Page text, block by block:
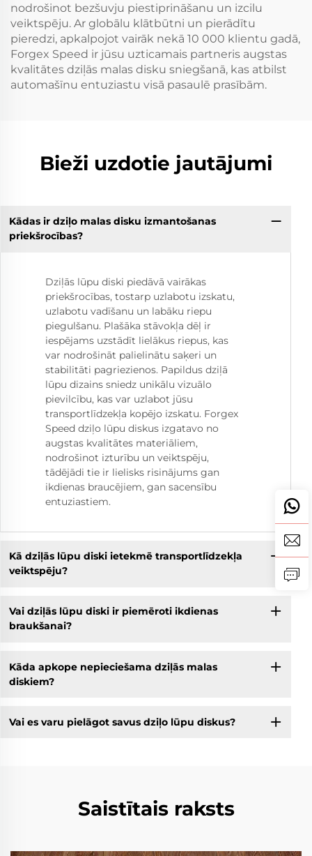
nodrošinot bezšuvju piestiprināšanu un izcilu
veiktspēju. Ar globālu klātbūtni un pierādītu
pieredzi, apkalpojot vairāk nekā 10 000 klientu gadā,
Forgex Speed ir jūsu uzticamais partneris augstas
kvalitātes dziļās malas disku sniegšanā, kas atbilst
automašīnu entuziastu visā pasaulē prasībām.
Bieži uzdotie jautājumi
Kādas ir dziļo malas disku izmantošanas
priekšrocības?
Dziļās lūpu diski piedāvā vairākas
priekšrocības, tostarp uzlabotu izskatu,
uzlabotu vadīšanu un labāku riepu
piegulšanu. Plašāka stāvokļa dēļ ir
iespējams uzstādīt lielākus riepus, kas
var nodrošināt palielinātu saķeri un
stabilitāti pagriezienos. Papildus dziļā
lūpu dizains sniedz unikālu vizuālo
pievilcību, kas var uzlabot jūsu
transportlīdzekļa kopējo izskatu. Forgex
Speed dziļo lūpu diskus izgatavo no
augstas kvalitātes materiāliem,
nodrošinot izturību un veiktspēju,
tādējādi tie ir lielisks risinājums gan
ikdienas braucējiem, gan sacensību
entuziastiem.
Kā dziļās lūpu diski ietekmē transportlīdzekļa
veiktspēju?
Vai dziļās lūpu diski ir piemēroti ikdienas
braukšanai?
Kāda apkope nepieciešama dziļās malas
diskiem?
Vai es varu pielāgot savus dziļo lūpu diskus?
Saistītais raksts